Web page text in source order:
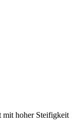
mit hoher Steifigkeit